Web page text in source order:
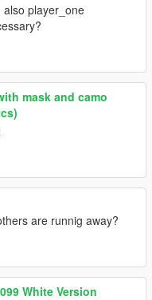
player_one
mask and camo
are runnig away?
White Version